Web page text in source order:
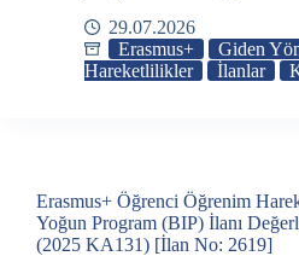
29.07.2026
Erasmus+
Giden
Hareketlilikler
İlanlar
Erasmus+ Öğrenci Öğrenim
Yoğun Program (BIP) İlanı
(2025 KA131) [İlan No: 2619]